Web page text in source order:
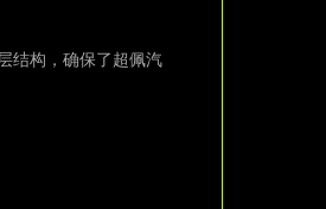
结构，确保了超佩汽